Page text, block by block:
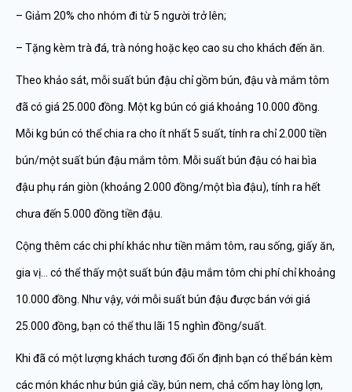
– Giảm 20% cho nhóm đi từ 5 người trở lên;
– Tặng kèm trà đá, trà nóng hoặc kẹo cao su cho khách đến ăn.
Theo khảo sát, mỗi suất bún đậu chỉ gồm bún, đậu và mắm tôm
đã có giá 25.000 đồng. Một kg bún có giá khoảng 10.000 đồng.
Mỗi kg bún có thể chia ra cho ít nhất 5 suất, tính ra chỉ 2.000 tiền
bún/một suất bún đậu mắm tôm. Mỗi suất bún đậu có hai bìa
đậu phụ rán giòn (khoảng 2.000 đồng/một bìa đậu), tính ra hết
chưa đến 5.000 đồng tiền đậu.
Cộng thêm các chi phí khác như tiền mắm tôm, rau sống, giấy ăn,
gia vị… có thể thấy một suất bún đậu mắm tôm chi phí chỉ khoảng
10.000 đồng. Như vậy, với mỗi suất bún đậu được bán với giá
25.000 đồng, bạn có thể thu lãi 15 nghìn đồng/suất.
Khi đã có một lượng khách tương đối ổn định bạn có thể bán kèm
các món khác như bún giả cầy, bún nem, chả cốm hay lòng lợn,